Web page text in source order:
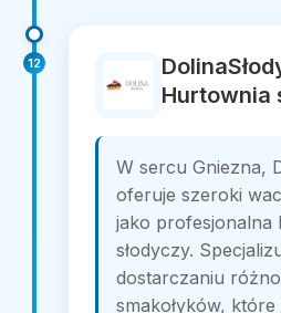
12
Hurtownia
W sercu Gniezna,
oferuje szeroki
jako profesjonalna
słodyczy.
dostarczaniu
smakołyków, które